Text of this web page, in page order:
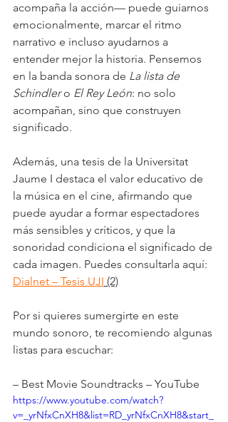
acompaña la acción— puede guiarnos
emocionalmente, marcar el ritmo
narrativo e incluso ayudarnos a
entender mejor la historia. Pensemos
en la banda sonora de La lista de
Schindler o El Rey León: no solo
acompañan, sino que construyen
significado.
Además, una tesis de la Universitat
Jaume I destaca el valor educativo de
la música en el cine, afirmando que
puede ayudar a formar espectadores
más sensibles y críticos, y que la
sonoridad condiciona el significado de
cada imagen. Puedes consultarla aquí:
Dialnet – Tesis UJI (2)
Por si quieres sumergirte en este
mundo sonoro, te recomiendo algunas
listas para escuchar:
– Best Movie Soundtracks – YouTube
https://www.youtube.com/watch?
v=_yrNfxCnXH8&list=RD_yrNfxCnXH8&start_